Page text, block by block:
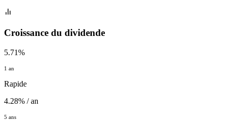
Croissance du dividende
5.71%
1 an
Rapide
4.28% / an
5 ans